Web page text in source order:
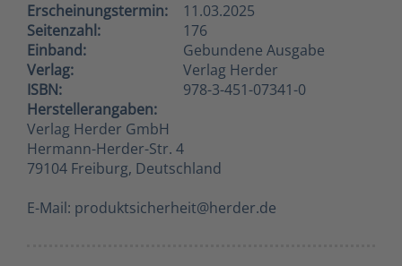
Erscheinungstermin:
11.03.2025
Seitenzahl:
176
Einband:
Gebundene Ausgabe
Verlag:
Verlag Herder
ISBN:
978-3-451-07341-0
Herstellerangaben:
Verlag Herder GmbH
Hermann-Herder-Str. 4
79104 Freiburg, Deutschland
E-Mail: produktsicherheit@herder.de